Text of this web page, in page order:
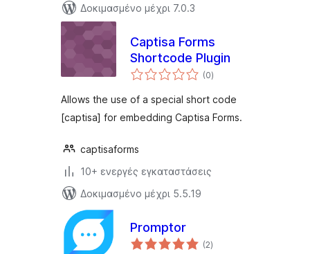
Δοκιμασμένο μέχρι 7.0.3
Captisa Forms
Shortcode Plugin
(0αξιολογήσεις
σύνολο
)
Allows the use of a special short code
[captisa] for embedding Captisa Forms.
captisaforms
10+ ενεργές εγκαταστάσεις
Δοκιμασμένο μέχρι 5.5.19
Promptor
(2αξιολογήσεις
σύνολο
)